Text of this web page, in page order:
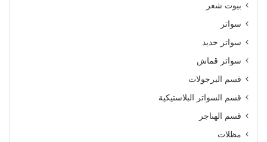
بيوت شعر
سواتر
سواتر حديد
سواتر قماش
قسم البرجولات
قسم السواتر البلاستيكية
قسم الهناجر
مظلات